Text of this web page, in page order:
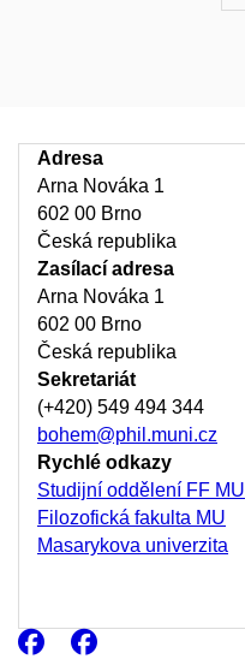
Adresa
Arna Nováka 1
602 00 Brno
Česká republika
Zasílací adresa
Arna Nováka 1
602 00 Brno
Česká republika
Sekretariát
(+420) 549 494 344
bohem@phil.muni.cz
Rychlé odkazy
Studijní oddělení FF MU
Filozofická fakulta MU
Masarykova univerzita
Facebook
Facebook